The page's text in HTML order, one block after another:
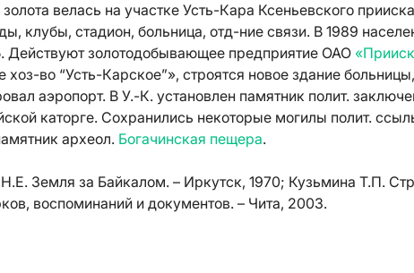
велась на участке Усть-Кара Ксеньевского
клубы, стадион, больница, отд-ние связи. В 1989
Действуют золотодобывающее предприятие ОАО
во “Усть-Карское”», строятся новое здание
аэропорт. В У.-К. установлен памятник полит.
каторге. Сохранились некоторые могилы полит.
археол. Богачинская пещера.
Земля за Байкалом. – Иркутск, 1970; Кузьмина Т.П.
воспоминаний и документов. – Чита, 2003.